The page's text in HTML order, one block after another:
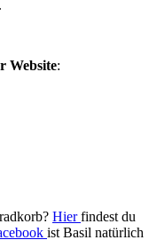
Website:
Hierfindest du
ist Basil natürlich